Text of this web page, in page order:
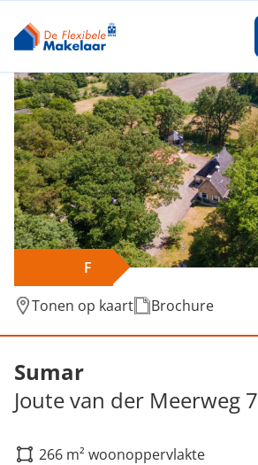
F
Tonen op kaart
Brochure
Sumar
Joute van der Meerweg 7
266 m² woonoppervlakte